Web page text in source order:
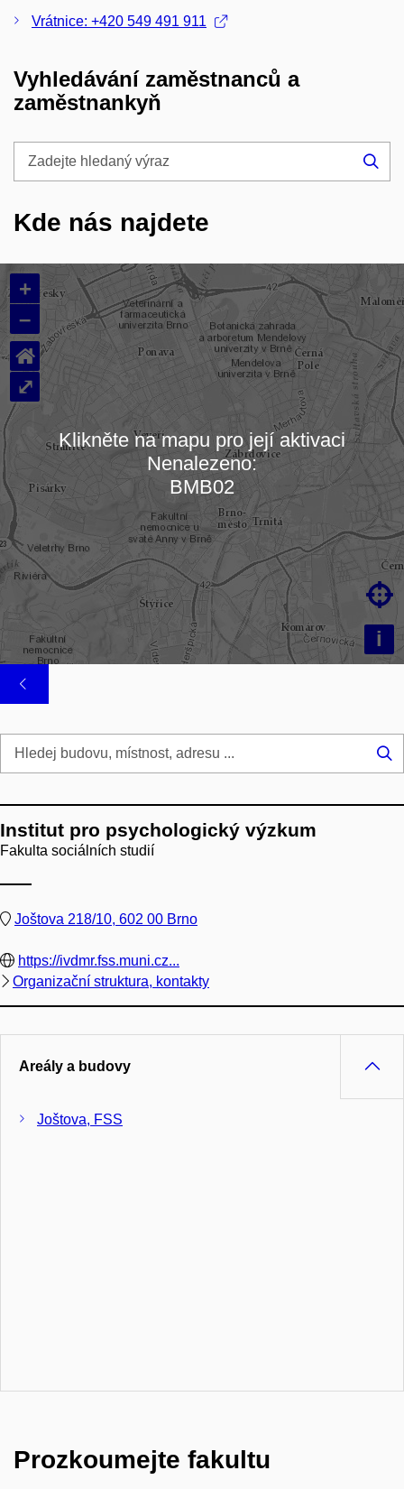
Vrátnice: +420 549 491 911
Vyhledávání zaměstnanců a
zaměstnankyň
hledaný
Kde nás najdete
Načítám mapu…
+
–
i

⌂
⤢
Klikněte na mapu pro její aktivaci
Nenalezeno:
BMB02
Institut pro psychologický výzkum
Fakulta sociálních studií
Joštova 218/10, 602 00 Brno
https://ivdmr.fss.muni.cz...
Organizační struktura, kontakty
Areály a budovy
Joštova, FSS
Prozkoumejte fakultu